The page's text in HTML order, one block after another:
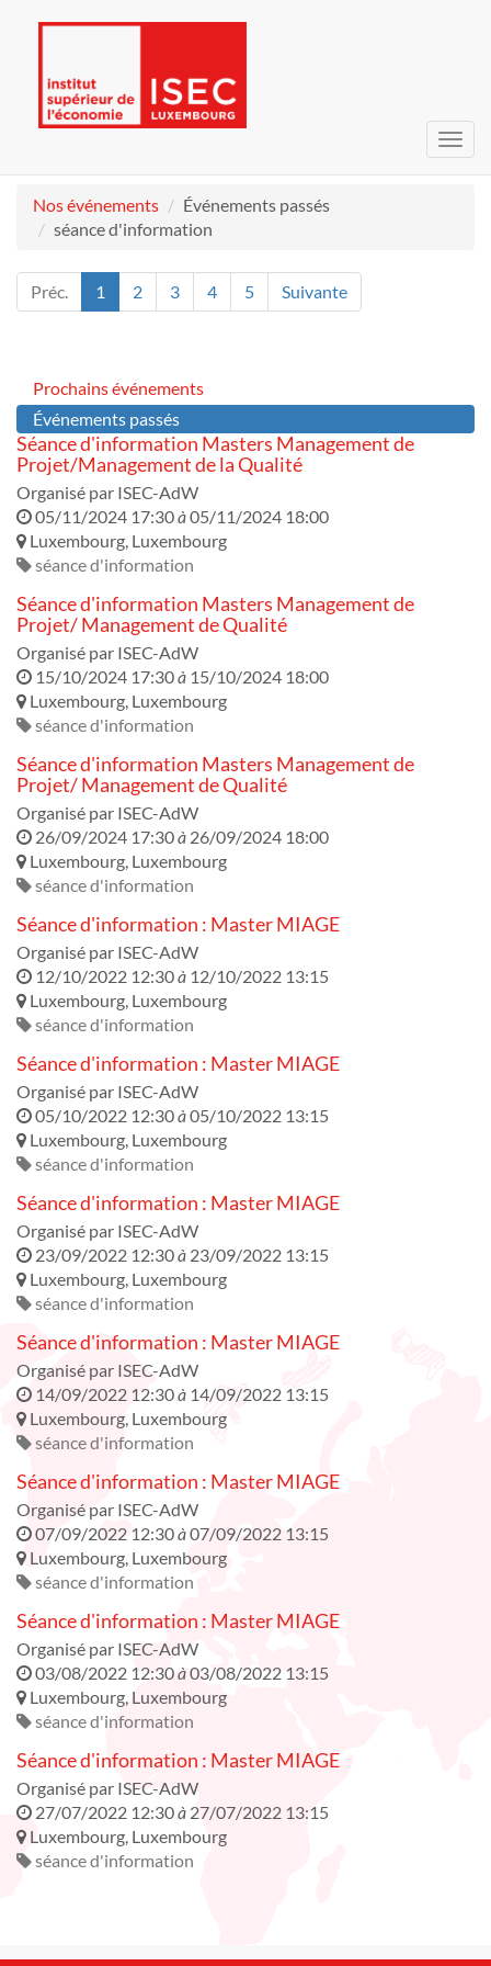
Nos événements
Événements passés
séance d'information
Préc. 1 2 3 4 5 Suivante
Prochains événements
Événements passés
Séance d'information Masters Management de
Projet/Management de la Qualité
Organisé par ISEC-AdW
05/11/2024 17:30à05/11/2024 18:00
Luxembourg, Luxembourg
séance d'information
Séance d'information Masters Management de
Projet/ Management de Qualité
Organisé par ISEC-AdW
15/10/2024 17:30à 15/10/2024 18:00
Luxembourg, Luxembourg
séance d'information
Séance d'information Masters Management de
Projet/ Management de Qualité
Organisé par ISEC-AdW
26/09/2024 17:30à 26/09/2024 18:00
Luxembourg, Luxembourg
séance d'information
Séance d'information : Master MIAGE
Organisé par ISEC-AdW
12/10/2022 12:30à 12/10/2022 13:15
Luxembourg, Luxembourg
séance d'information
Séance d'information : Master MIAGE
Organisé par ISEC-AdW
05/10/2022 12:30à05/10/2022 13:15
Luxembourg, Luxembourg
séance d'information
Séance d'information : Master MIAGE
Organisé par ISEC-AdW
23/09/2022 12:30à 23/09/2022 13:15
Luxembourg, Luxembourg
séance d'information
Séance d'information : Master MIAGE
Organisé par ISEC-AdW
14/09/2022 12:30à 14/09/2022 13:15
Luxembourg, Luxembourg
séance d'information
Séance d'information : Master MIAGE
Organisé par ISEC-AdW
07/09/2022 12:30à07/09/2022 13:15
Luxembourg, Luxembourg
séance d'information
Séance d'information : Master MIAGE
Organisé par ISEC-AdW
03/08/2022 12:30à03/08/2022 13:15
Luxembourg, Luxembourg
séance d'information
Séance d'information : Master MIAGE
Organisé par ISEC-AdW
27/07/2022 12:30à 27/07/2022 13:15
Luxembourg, Luxembourg
séance d'information